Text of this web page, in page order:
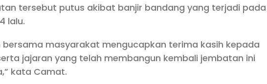
tersebut putus akibat banjir bandang yang terjadi pada
lalu.
bersama masyarakat mengucapkan terima kasih kepada
jajaran yang telah membangun kembali jembatan ini
kata Camat.